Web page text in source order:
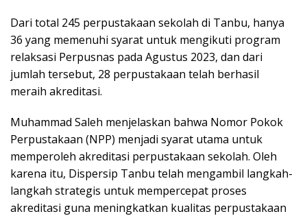
Dari total 245 perpustakaan sekolah di Tanbu, hanya
36 yang memenuhi syarat untuk mengikuti program
relaksasi Perpusnas pada Agustus 2023, dan dari
jumlah tersebut, 28 perpustakaan telah berhasil
meraih akreditasi.
Muhammad Saleh menjelaskan bahwa Nomor Pokok
Perpustakaan (NPP) menjadi syarat utama untuk
memperoleh akreditasi perpustakaan sekolah. Oleh
karena itu, Dispersip Tanbu telah mengambil langkah-
langkah strategis untuk mempercepat proses
akreditasi guna meningkatkan kualitas perpustakaan